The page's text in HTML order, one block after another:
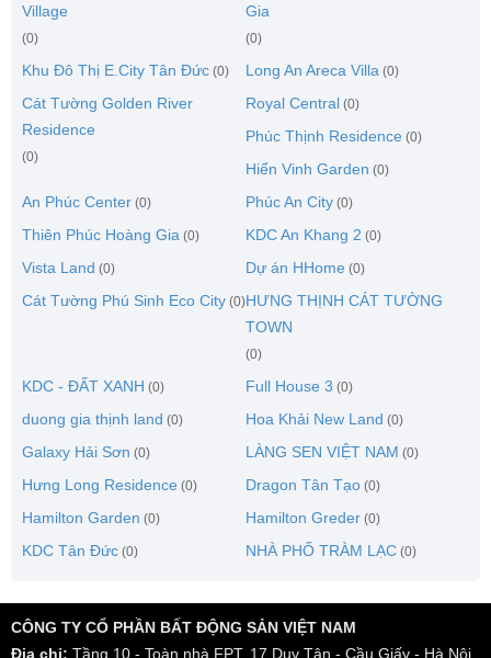
Village
(0)
Gia
(0)
Khu Đô Thị E.City Tân Đức (0) Long An Areca Villa (0)
Cát Tường Golden River
Residence
(0)
Royal Central (0)
Phúc Thịnh Residence (0)
Hiển Vinh Garden (0)
An Phúc Center (0) Phúc An City (0)
Thiên Phúc Hoàng Gia (0) KDC An Khang 2 (0)
Vista Land (0) Dự án HHome (0)
Cát Tường Phú Sinh Eco City (0)HƯNG THỊNH CÁT TƯỜNG
TOWN
(0)
KDC - ĐẤT XANH (0) Full House 3 (0)
duong gia thịnh land (0) Hoa Khải New Land (0)
Galaxy Hải Sơn (0) LÀNG SEN VIỆT NAM (0)
Hưng Long Residence (0) Dragon Tân Tạo (0)
Hamilton Garden (0) Hamilton Greder (0)
KDC Tân Đức (0) NHÀ PHỐ TRÀM LẠC (0)
CÔNG TY CỔ PHẦN BẤT ĐỘNG SẢN VIỆT NAM
Địa chỉ: Tầng 10 - Toàn nhà FPT, 17 Duy Tân - Cầu Giấy - Hà Nội